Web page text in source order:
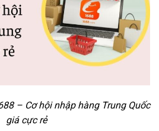
– Cơ hội nhập hàng Trung Quốc
giá cực rẻ